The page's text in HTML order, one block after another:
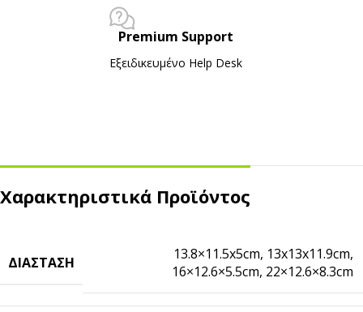
Premium Support
Εξειδικευμένο Ηelp Desk
Χαρακτηριστικά Προϊόντος
ΔΙΆΣΤΑΣΗ 13.8×11.5x5cm, 13x13x11.9cm,
16×12.6×5.5cm, 22×12.6×8.3cm